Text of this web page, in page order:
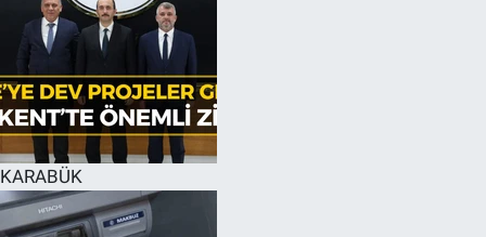
KARABÜK
Süper Lig Puan Durumu ve Fikstür
Tüm Manşetler
Son Dakika Haberleri
Haber Arşivi